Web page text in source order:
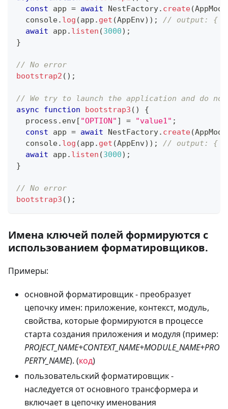
const app = await NestFactory. create(
console. log (app . get (AppEnv) ) ;
// output: {
await app . listen (3000) ;
}
// No error
bootstrap2 ( ) ;
// We try to launch the application and do
async
function bootstrap3 ( )
{
  process
. env[ "OPTION" ] = "value1" ;
const app = await NestFactory. create(
console. log (app . get (AppEnv) ) ;
// output: {
await app . listen (3000) ;
}
// No error
bootstrap3 ( ) ;
Имена ключей полей формируются с
использованием форматировщиков.
Примеры:
основной форматировщик - преобразует
цепочку имен: приложение, контекст, модуль,
свойства, которые формируются в процессе
старта создания приложения и модуля (пример:
PROJECT_NAME+CONTEXT_NAME+MODULE_NAME+PRO
PERTY_NAME). (код)
пользовательский форматировщик -
наследуется от основного трансформера и
включает в цепочку именования